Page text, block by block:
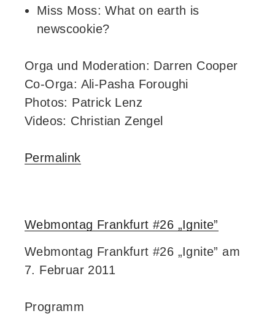
Miss Moss: What on earth is
newscookie?
Orga und Moderation: Darren Cooper
Co-Orga: Ali-Pasha Foroughi
Photos: Patrick Lenz
Videos: Christian Zengel
Permalink
Webmontag Frankfurt #26 „Ignite”
Webmontag Frankfurt #26 „Ignite” am
7. Februar 2011
Programm